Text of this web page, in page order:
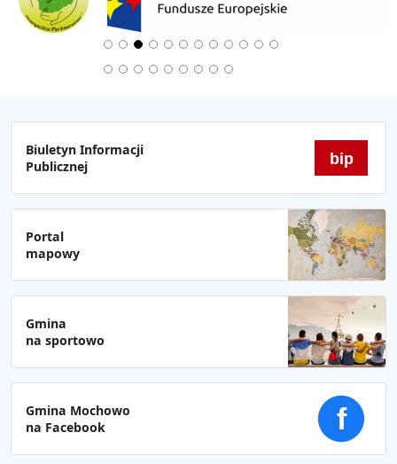
Biuletyn Informacji
Publicznej
bip
Portal
mapowy
Gmina
na sportowo
Gmina Mochowo
na Facebook
f